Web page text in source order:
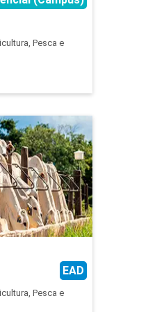
90
Pesca e
EAD
Pesca e
Zootecnia
do curso